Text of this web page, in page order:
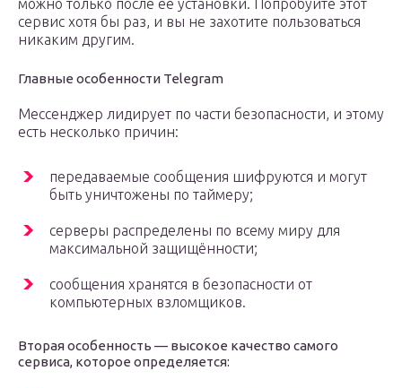
можно только после её установки. Попробуйте этот
сервис хотя бы раз, и вы не захотите пользоваться
никаким другим.
Главные особенности Telegram
Мессенджер лидирует по части безопасности, и этому
есть несколько причин:
передаваемые сообщения шифруются и могут
быть уничтожены по таймеру;
серверы распределены по всему миру для
максимальной защищённости;
сообщения хранятся в безопасности от
компьютерных взломщиков.
Вторая особенность — высокое качество самого
сервиса, которое определяется: